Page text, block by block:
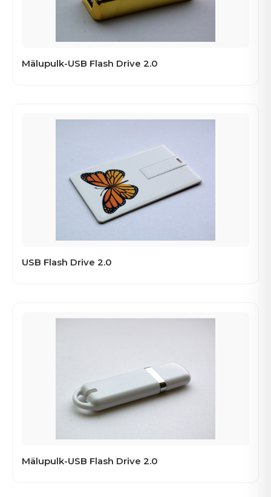
Mälupulk-USB Flash Drive 2.0
USB Flash Drive 2.0
Mälupulk-USB Flash Drive 2.0